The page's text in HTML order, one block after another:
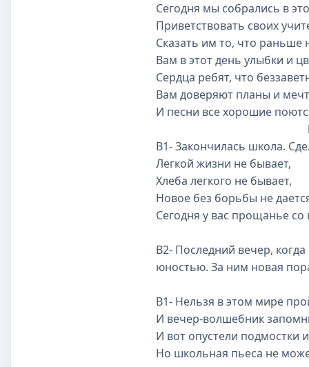
Сегодня мы собрались в
Приветствовать своих
Сказать им то, что раньше
Вам в этот день улыбки и
Сердца ребят, что
Вам доверяют планы и
И песни все хорошие
В1- Закончилась школа.
Легкой жизни не бывает,
Хлеба легкого не бывает,
Новое без борьбы не
Сегодня у вас прощанье
В2- Последний вечер,
юностью. За ним новая
В1- Нельзя в этом мире
И вечер-волшебник
И вот опустели подмостки
Но школьная пьеса не